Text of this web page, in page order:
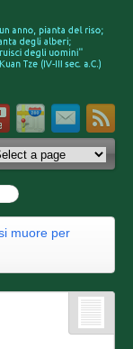
muore per